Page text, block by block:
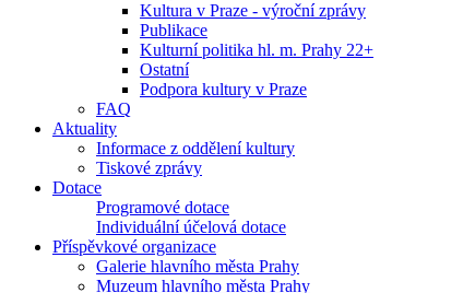
Kultura v Praze - výroční zprávy
Publikace
Kulturní politika hl. m. Prahy 22+
Ostatní
Podpora kultury v Praze
FAQ
Aktuality
Informace z oddělení kultury
Tiskové zprávy
Dotace
Programové dotace
Individuální účelová dotace
Příspěvkové organizace
Galerie hlavního města Prahy
Muzeum hlavního města Prahy